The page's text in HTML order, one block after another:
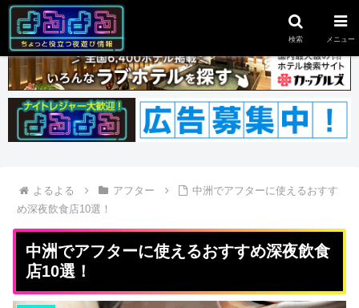
よるよる アフター
中洲でアフターに使えるおすす
め深夜飲食店10選！
中洲でアフターに使えるおすすめ深夜飲食
店10選！
検索 メニュー